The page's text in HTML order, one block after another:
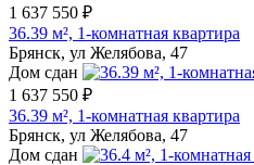
1 637 550 ₽
36.39 м², 1-комнатная квартира
Брянск, ул Желябова, 47
Дом сдан
1 637 550 ₽
36.39 м², 1-комнатная квартира
Брянск, ул Желябова, 47
Дом сдан